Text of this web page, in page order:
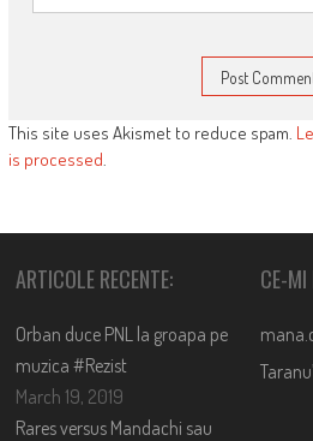
This site uses Akismet to reduce spam.
is processed.
ARTICOLE RECENTE:
Orban duce PNL la groapa pe
muzica #Rezist
March 19, 2019
Rares versus Mandachi sau
CE-MI